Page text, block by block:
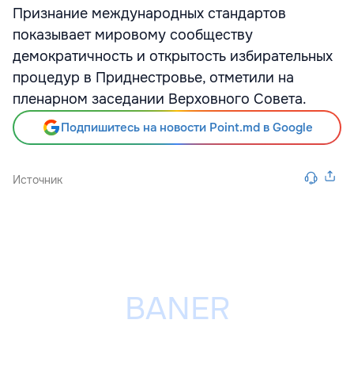
Признание международных стандартов
показывает мировому сообществу
демократичность и открытость избирательных
процедур в Приднестровье, отметили на
пленарном заседании Верховного Совета.
Подпишитесь на новости Point.md в Google
Источник